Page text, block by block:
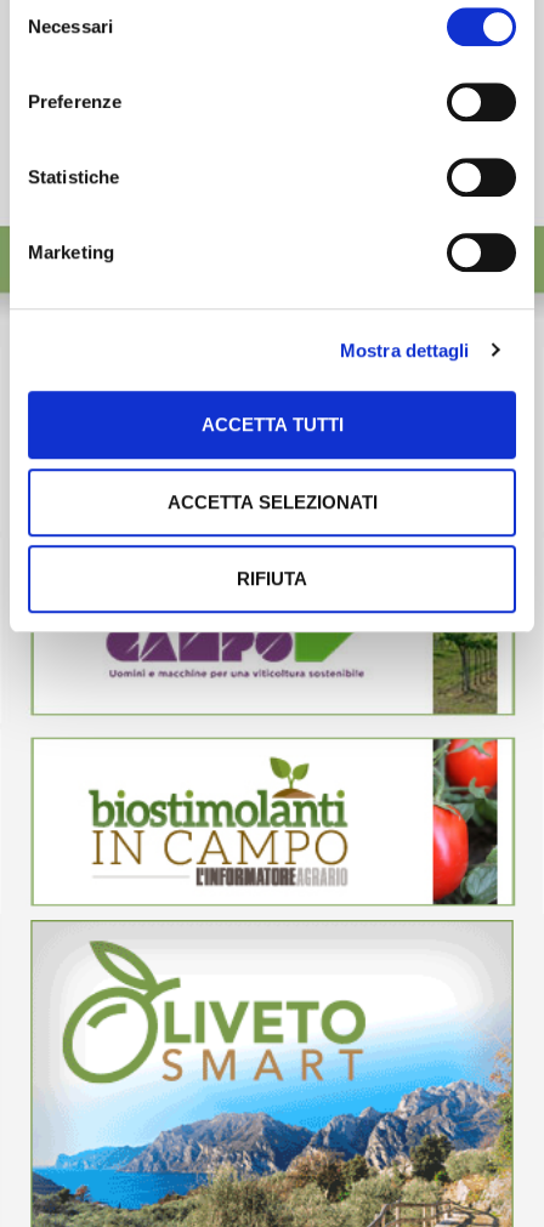
desideri accettare e cliccando ACCETTA SELEZIONATI.
delNecessari
Preferenze
Statistiche
Marketing
Mostra dettagli
ACCETTA TUTTI
ACCETTA SELEZIONATI
RIFIUTA